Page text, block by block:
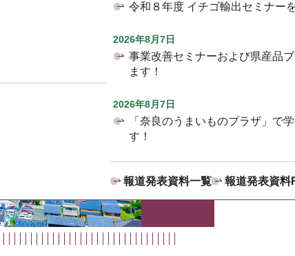
令和８年度 イチゴ輸出セミナー
2026年8月7日
事業改善セミナーおよび県産品
ます！
2026年8月7日
「奈良のうまいものプラザ」で
す！
報道発表資料一覧 報道発表資料